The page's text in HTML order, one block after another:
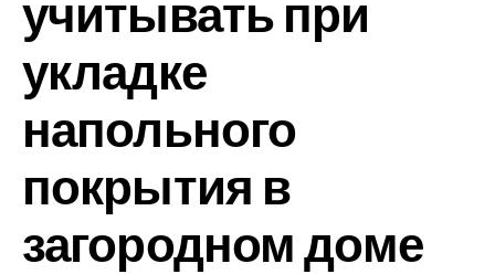
учитывать при
укладке
напольного
покрытия в
загородном доме